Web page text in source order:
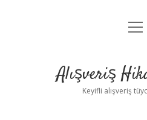
Yasal
Alışveriş
Keyifli alışveriş